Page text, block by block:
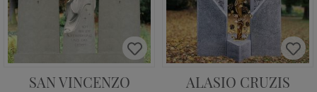
SAN VINCENZO ALASIO CRUZIS